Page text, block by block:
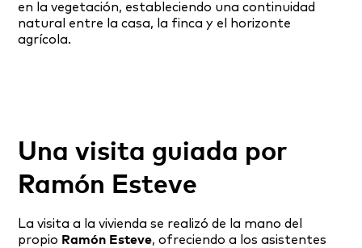
en la vegetación, estableciendo una continuidad
natural entre la casa, la finca y el horizonte
agrícola.
Una visita guiada por
Ramón Esteve
La visita a la vivienda se realizó de la mano del
propio Ramón Esteve, ofreciendo a los asistentes